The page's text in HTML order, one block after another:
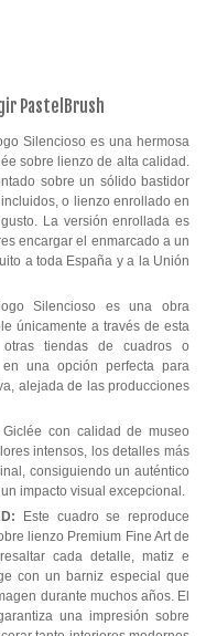
PastelBrush
Silencioso es una hermosa
sobre lienzo de alta calidad.
sobre un sólido bastidor
o lienzo enrollado en
La versión enrollada es
encargar el enmarcado a un
a toda España y a la Unión
Silencioso es una obra
únicamente a través de esta
tiendas de cuadros o
una opción perfecta para
alejada de las producciones
con calidad de museo
intensos, los detalles más
consiguiendo un auténtico
impacto visual excepcional.
Este cuadro se reproduce
lienzo Premium Fine Art de
cada detalle, matiz e
con un barniz especial que
durante muchos años. El
una impresión sobre